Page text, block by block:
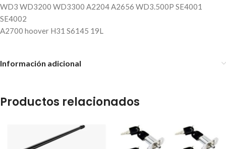
WD3 WD3200 WD3300 A2204 A2656 WD3.500P SE4001
SE4002
A2700 hoover H31 S6145 19L
Información adicional
Productos relacionados